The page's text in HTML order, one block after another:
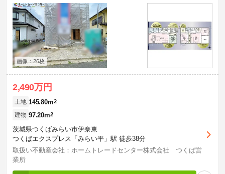
画像：26枚
2,490万円
土地 145.80m2
建物 97.20m2
茨城県つくばみらい市伊奈東
つくばエクスプレス「みらい平」駅 徒歩38分
取扱い不動産会社：ホームトレードセンター株式会社 つくば営
業所